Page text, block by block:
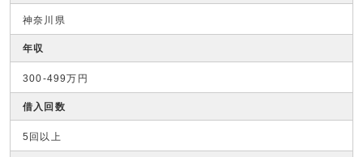
神奈川県
年収
300-499万円
借入回数
5回以上